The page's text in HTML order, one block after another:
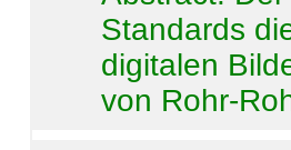
Standards
digitalen
von Rohr-